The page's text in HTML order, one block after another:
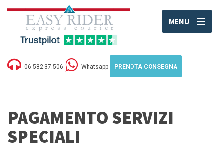
MENU
06 582.37.506 Whatsapp PRENOTA CONSEGNA
PAGAMENTO SERVIZI
SPECIALI